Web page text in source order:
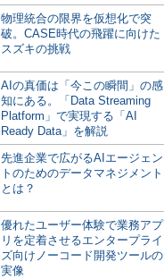
物理統合の限界を仮想化で突
破。CASE時代の飛躍に向けた
スズキの挑戦
AIの真価は「今この瞬間」の感
知にある。「Data Streaming
Platform」で実現する「AI
Ready Data」を解説
先進企業で広がるAIエージェン
トのためのデータマネジメント
とは？
優れたユーザー体験で業務アプ
リを定着させるエンタープライ
ズ向けノーコード開発ツールの
実像